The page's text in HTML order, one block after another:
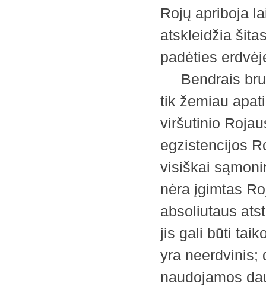
Rojų apriboja
atskleidžia
padėties
Bendrais
tik žemiau
viršutinio
egzistencijos
visiškai
nėra įgimtas
absoliutaus
jis gali būti
yra neerdvinis;
naudojamos